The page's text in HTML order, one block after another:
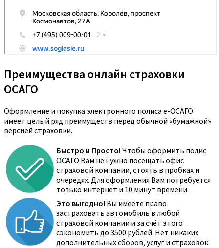
Преимущества онлайн страховки
ОСАГО
Оформление и покупка электронного полиса е-ОСАГО
имеет целый ряд преимуществ перед обычной «бумажной»
версией страховки.
Быстро и Просто! Чтобы оформить полис
ОСАГО Вам не нужно посещать офис
страховой компании, стоять в пробках и
очередях. Для оформления Вам потребуется
только интернет и 10 минут времени.
Это выгодно! Вы имеете право
застраховать автомобиль в любой
страховой компании и за счёт этого
сэкономить до 3500 рублей. Нет никаких
дополнительных сборов, услуг и страховок.